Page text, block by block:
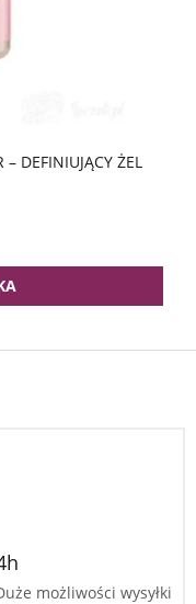
DEFINIUJĄCY ŻEL
możliwości wysyłki